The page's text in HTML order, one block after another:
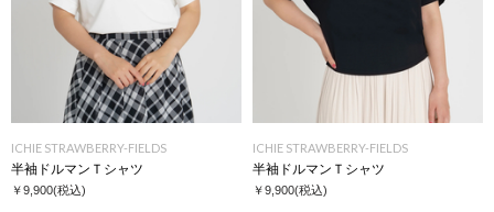
ICHIE STRAWBERRY-FIELDS
半袖ドルマンＴシャツ
￥9,900(税込)
ICHIE STRAWBERRY-FIELDS
半袖ドルマンＴシャツ
￥9,900(税込)